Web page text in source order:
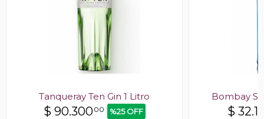
Tanqueray Ten Gin 1 Litro
$ 90.30000 %25 OFF
Bombay
$